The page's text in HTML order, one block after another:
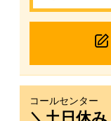
コールセンター